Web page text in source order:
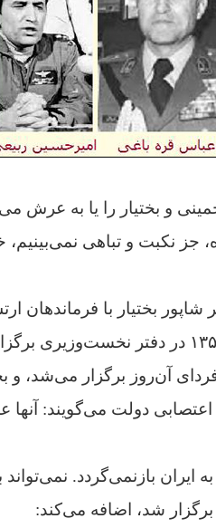
و بختیار را یا به عرش
جز نکبت و تباهی
بختیار با فرماندهان
آن‌روز برگزار می‌شد،
اعتصابی دولت می‌گویند:
بازنمی‌گردد. نمی‌تواند